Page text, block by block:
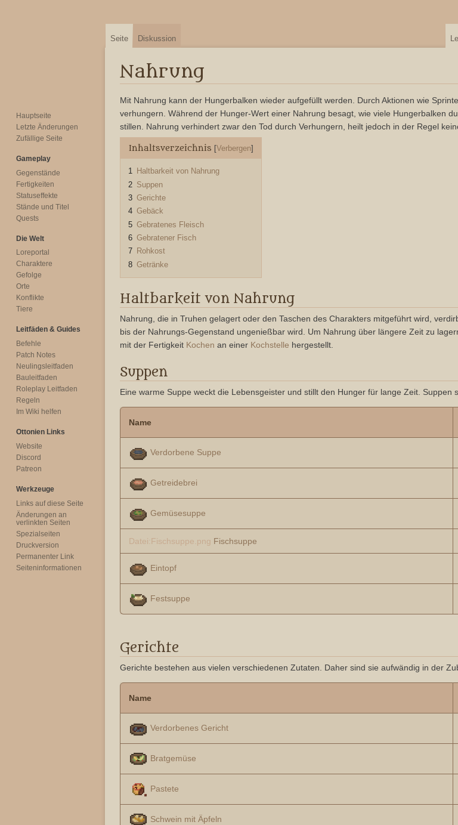
Nahrung
Zur
Navigation
springen
Zur
Suche
springen
Mit Nahrung kann der Hungerbalken wieder aufgefüllt werden. Durch Aktionen wie
verhungern. Während der Hunger-Wert einer Nahrung besagt, wie viele Hungerbalken
stillen. Nahrung verhindert zwar den Tod durch Verhungern, heilt jedoch in der Regel
Inhaltsverzeichnis
1 Haltbarkeit von Nahrung
2 Suppen
3 Gerichte
4 Gebäck
5 Gebratenes Fleisch
6 Gebratener Fisch
7 Rohkost
8 Getränke
Haltbarkeit von Nahrung
Nahrung, die in Truhen gelagert oder den Taschen des Charakters mitgeführt wird,
bis der Nahrungs-Gegenstand ungenießbar wird. Um Nahrung über längere Zeit zu
mit der Fertigkeit Kochen an einer Kochstelle hergestellt.
Suppen
Eine warme Suppe weckt die Lebensgeister und stillt den Hunger für lange Zeit.
Name
Verdorbene Suppe
Getreidebrei
Gemüsesuppe
Datei:Fischsuppe.png Fischsuppe
Eintopf
Festsuppe
Gerichte
Gerichte bestehen aus vielen verschiedenen Zutaten. Daher sind sie aufwändig in der
Name
Verdorbenes Gericht
Bratgemüse
Pastete
Schwein mit Äpfeln
Seite Diskussion
Hauptseite
Letzte Änderungen
Zufällige Seite
Gameplay
Gegenstände
Fertigkeiten
Statuseffekte
Stände und Titel
Quests
Die Welt
Loreportal
Charaktere
Gefolge
Orte
Konflikte
Tiere
Leitfäden & Guides
Befehle
Patch Notes
Neulingsleitfaden
Bauleitfaden
Roleplay Leitfaden
Regeln
Im Wiki helfen
Ottonien Links
Website
Discord
Patreon
Werkzeuge
Links auf diese Seite
Änderungen an
verlinkten Seiten
Spezialseiten
Druckversion
Permanenter Link
Seiten­­informationen